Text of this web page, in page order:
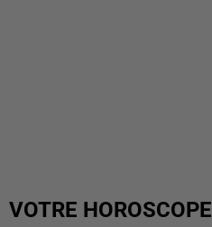
VOTRE HOROSCOPE